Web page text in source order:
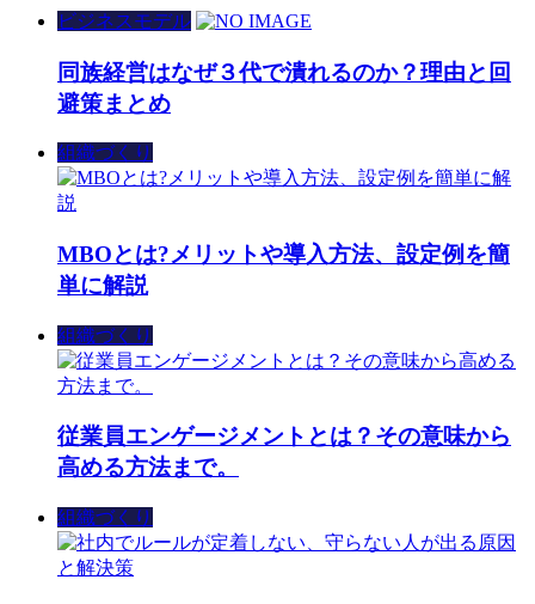
ビジネスモデル
同族経営はなぜ３代で潰れるのか？理由と回
避策まとめ
組織づくり
MBOとは?メリットや導入方法、設定例を簡
単に解説
組織づくり
従業員エンゲージメントとは？その意味から
高める方法まで。
組織づくり